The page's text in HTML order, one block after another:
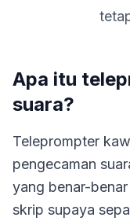
Apa itu
suara?
Teleprompter
pengecaman
yang benar-
skrip supaya